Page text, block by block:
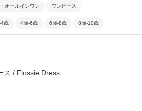
オールインワン ワンピース
4歳 4歳-6歳 6歳-8歳 8歳-10歳
ス / Flossie Dress